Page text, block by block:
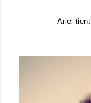
Ariel